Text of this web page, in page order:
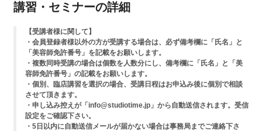
講習・セミナーの詳細
【受講者様に関して】
・会員登録者様以外の方が受講する場合は、必ず備考欄に「氏名」と
「美容師免許番号」を記載をお願いします。
・複数同時受講の場合は個数を人数分にし、備考欄に「氏名」と「美
容師免許番号」の記載をお願いします。
・個別、臨店講習を選択の場合、受講日程はお申込み後に個別で相談
させて頂きます。
・申し込み控えが「info@studiotime.jp」から自動送信されます。受信
設定をご確認下さい。
・5日以内に自動送信メールが届かない場合は事務局までご連絡下さ